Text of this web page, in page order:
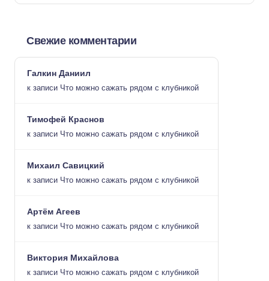
Свежие комментарии
Галкин Даниил
к записи Что можно сажать рядом с клубникой
Тимофей Краснов
к записи Что можно сажать рядом с клубникой
Михаил Савицкий
к записи Что можно сажать рядом с клубникой
Артём Агеев
к записи Что можно сажать рядом с клубникой
Виктория Михайлова
к записи Что можно сажать рядом с клубникой